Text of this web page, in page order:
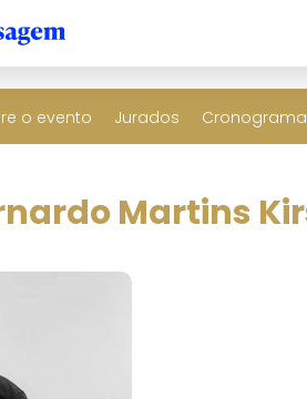
o evento Jurados
Martins